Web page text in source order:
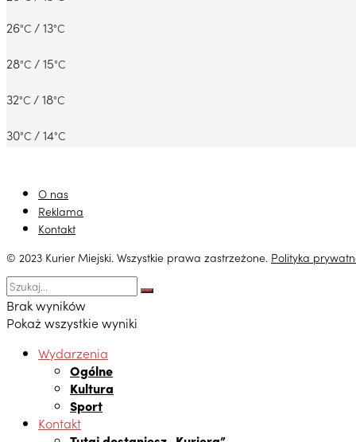
26°C / 13°C
28°C / 15°C
32°C / 18°C
30°C / 14°C
O nas
Reklama
Kontakt
© 2023 Kurier Miejski. Wszystkie prawa zastrzeżone. Polityka
Brak wyników
Pokaż wszystkie wyniki
Wydarzenia
Ogólne
Kultura
Sport
Kontakt